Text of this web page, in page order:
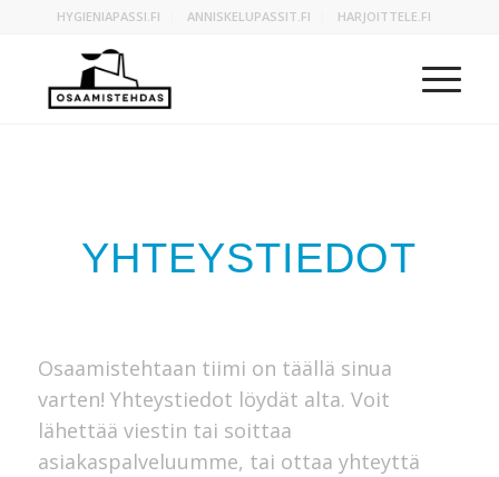
HYGIENIAPASSI.FI ANNISKELUPASSIT.FI HARJOITTELE.FI
YHTEYSTIEDOT
Osaamistehtaan tiimi on täällä sinua
varten! Yhteystiedot löydät alta. Voit
lähettää viestin tai soittaa
asiakaspalveluumme, tai ottaa yhteyttä